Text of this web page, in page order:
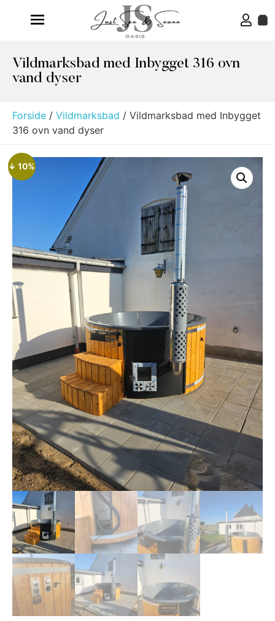
Vildmarksbad med Inbygget 316 ovn
vand dyser
Forside / Vildmarksbad / Vildmarksbad med Inbygget
316 ovn vand dyser
↓ 10%